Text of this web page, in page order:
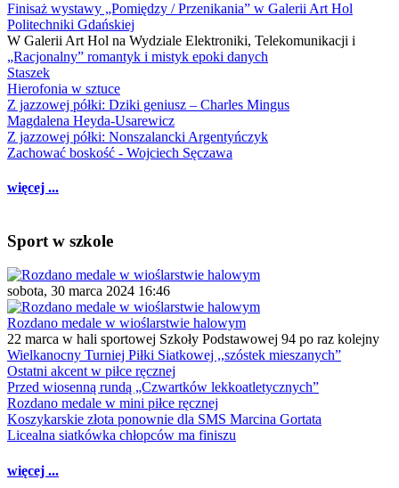
Finisaż wystawy „Pomiędzy / Przenikania” w Galerii Art Hol
Politechniki Gdańskiej
W Galerii Art Hol na Wydziale Elektroniki, Telekomunikacji i
„Racjonalny” romantyk i mistyk epoki danych
Staszek
Hierofonia w sztuce
Z jazzowej półki: Dziki geniusz – Charles Mingus
Magdalena Heyda-Usarewicz
Z jazzowej półki: Nonszalancki Argentyńczyk
Zachować boskość - Wojciech Sęczawa
więcej ...
Sport w szkole
sobota, 30 marca 2024 16:46
Rozdano medale w wioślarstwie halowym
22 marca w hali sportowej Szkoły Podstawowej 94 po raz kolejny
Wielkanocny Turniej Piłki Siatkowej ,,szóstek mieszanych”
Ostatni akcent w piłce ręcznej
Przed wiosenną rundą „Czwartków lekkoatletycznych”
Rozdano medale w mini piłce ręcznej
Koszykarskie złota ponownie dla SMS Marcina Gortata
Licealna siatkówka chłopców ma finiszu
więcej ...